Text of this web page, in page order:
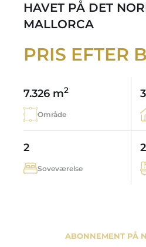
HAVET PÅ DET
MALLORCA
PRIS EFTER
7.326 m2
Område
2
Soveværelse
2
ABONNEMENT PÅ